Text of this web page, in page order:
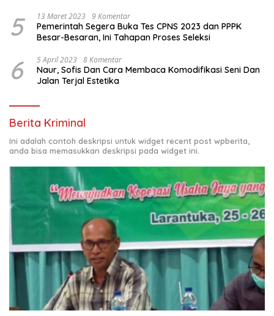
5 13 Maret 2023 9 Komentar
Pemerintah Segera Buka Tes CPNS 2023 dan PPPK
Besar-Besaran, Ini Tahapan Proses Seleksi
6 5 April 2023 8 Komentar
Naur, Sofis Dan Cara Membaca Komodifikasi Seni Dan
Jalan Terjal Estetika
Berita Kriminal
Ini adalah contoh deskripsi untuk widget recent post wpberita,
anda bisa memasukkan deskripsi pada widget ini.